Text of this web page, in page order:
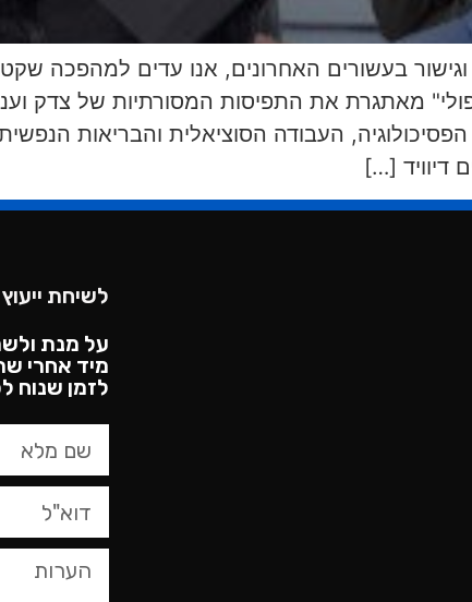
וגישור בעשורים האחרונים, אנו עדים
מאתגרת את התפיסות המסורתיות של צדק
לשיחת
על מנת
מיד אחרי
לזמן שנוח
קשר,
באפשרותך
ללחוץ
אנטר